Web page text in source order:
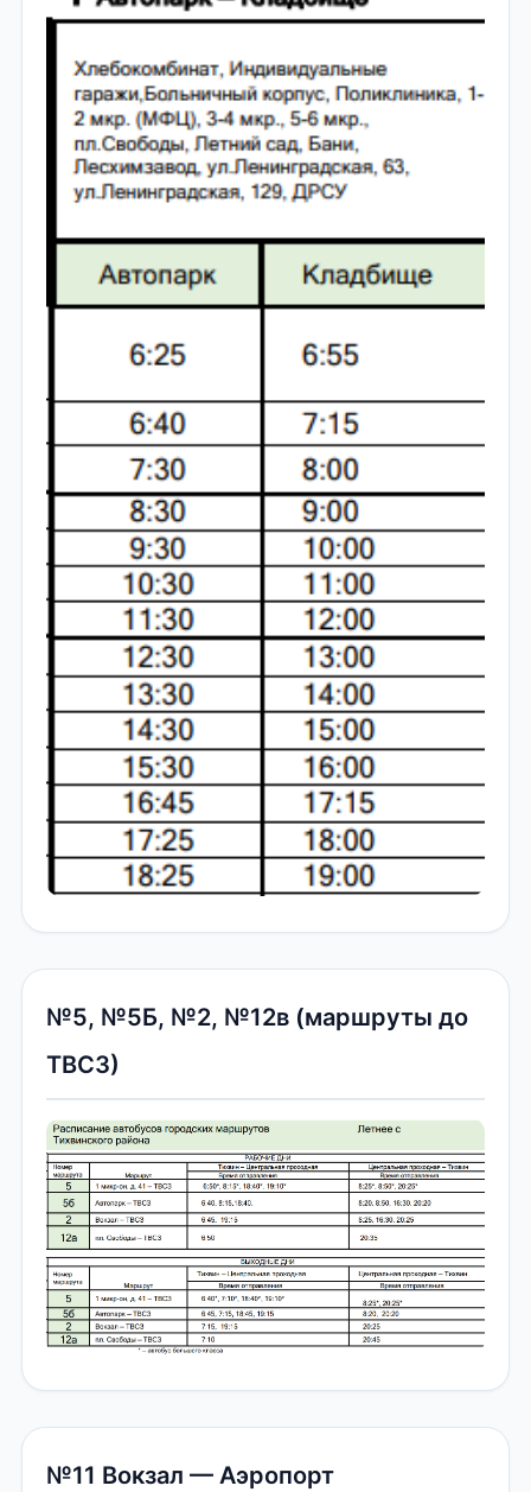
№5, №5Б, №2, №12в (маршруты до
ТВСЗ)
№11 Вокзал — Аэропорт